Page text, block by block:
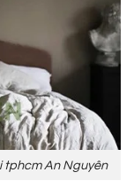
tphcm An Nguyên